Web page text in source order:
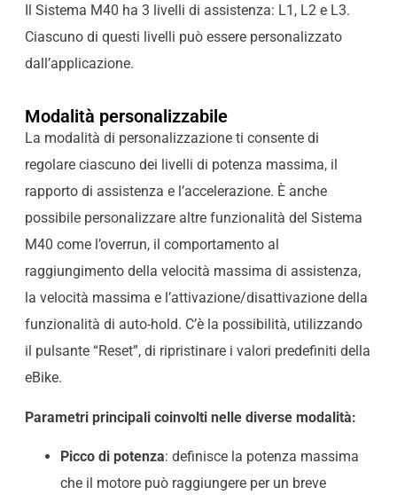
Il Sistema M40 ha 3 livelli di assistenza: L1, L2 e L3.
Ciascuno di questi livelli può essere personalizzato
dall’applicazione.
Modalità personalizzabile
La modalità di personalizzazione ti consente di
regolare ciascuno dei livelli di potenza massima, il
rapporto di assistenza e l’accelerazione. È anche
possibile personalizzare altre funzionalità del Sistema
M40 come l’overrun, il comportamento al
raggiungimento della velocità massima di assistenza,
la velocità massima e l’attivazione/disattivazione della
funzionalità di auto-hold. C’è la possibilità, utilizzando
il pulsante “Reset”, di ripristinare i valori predefiniti della
eBike.
Parametri principali coinvolti nelle diverse modalità:
Picco di potenza: definisce la potenza massima
che il motore può raggiungere per un breve